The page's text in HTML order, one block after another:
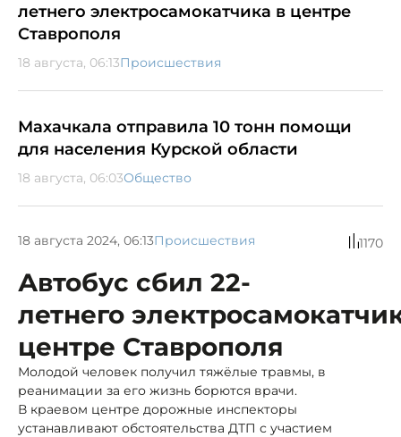
летнего электросамокатчика в центре
Ставрополя
18 августа, 06:13Происшествия
Махачкала отправила 10 тонн помощи
для населения Курской области
18 августа, 06:03Общество
18 августа 2024, 06:13Происшествия 1170
Автобус сбил 22-
летнего
центре Ставрополя
Молодой человек получил тяжёлые травмы, в
реанимации за его жизнь борются врачи.
В краевом центре дорожные инспекторы
устанавливают обстоятельства ДТП с участием